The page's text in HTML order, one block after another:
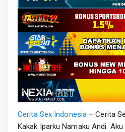
Cerita Sex Indonesia – Cerita
Kakak Iparku Namaku Andi.